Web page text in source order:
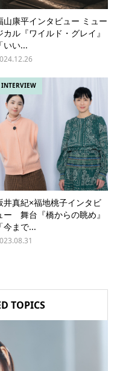
山康平インタビュー ミュー
カル『ワイルド・グレイ』
「いい...
INTERVIEW
井真紀×福地桃子インタビ
ー 舞台『橋からの眺め』
「今まで...
TOPICS